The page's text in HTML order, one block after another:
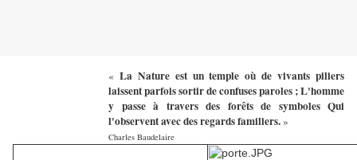
« La Nature est un temple où de vivants piliers
laissent parfois sortir de confuses paroles ; L'homme
y passe à travers des forêts de symboles Qui
l'observent avec des regards familiers.»
Charles Baudelaire